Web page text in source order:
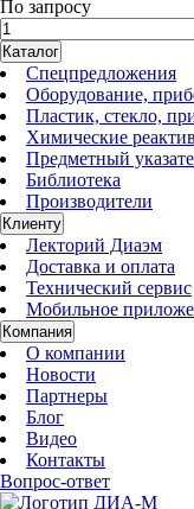
По запросу
Каталог
Спецпредложения
Оборудование,
Пластик, стекло,
Химические
Предметный
Библиотека
Производители
Клиенту
Лекторий Диаэм
Доставка и оплата
Технический сервис
Мобильное
Компания
О компании
Новости
Партнеры
Блог
Видео
Контакты
Вопрос-ответ